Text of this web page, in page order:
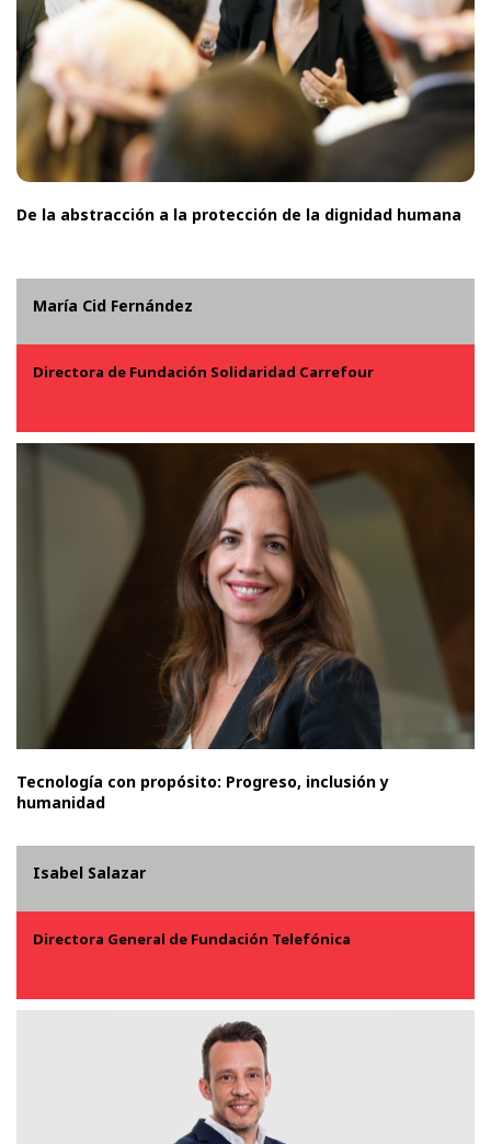
De la abstracción a la protección de la dignidad humana
María Cid Fernández
Directora de Fundación Solidaridad Carrefour
Tecnología con propósito: Progreso, inclusión y
humanidad
Isabel Salazar
Directora General de Fundación Telefónica